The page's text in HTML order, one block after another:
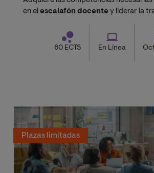
en elescalafón docente y liderar la
60 ECTS En Línea
Plazas limitadas